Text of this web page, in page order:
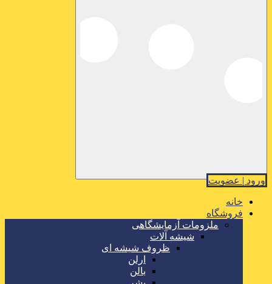
ورود | عضویت
خانه
فروشگاه
ملزومات آزمایشگاهی
شیشه آلات
ظروف شیشه ای
ارلن
بالن